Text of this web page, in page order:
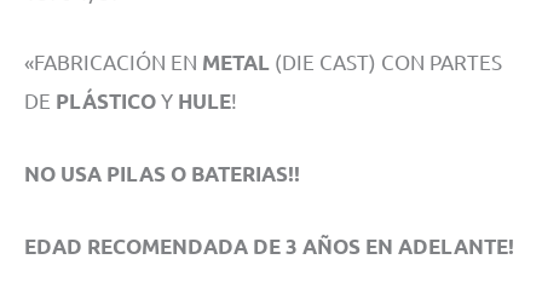
«FABRICACIÓN EN METAL (DIE CAST) CON PARTES
DE PLÁSTICOY HULE!
NO USA PILAS O BATERIAS!!
EDAD RECOMENDADA DE 3 AÑOS EN ADELANTE!